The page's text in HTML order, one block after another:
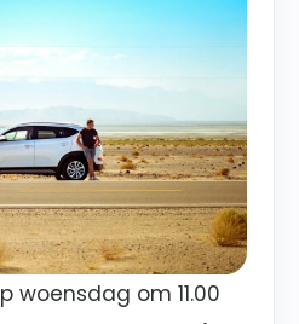
woensdag om 11.00